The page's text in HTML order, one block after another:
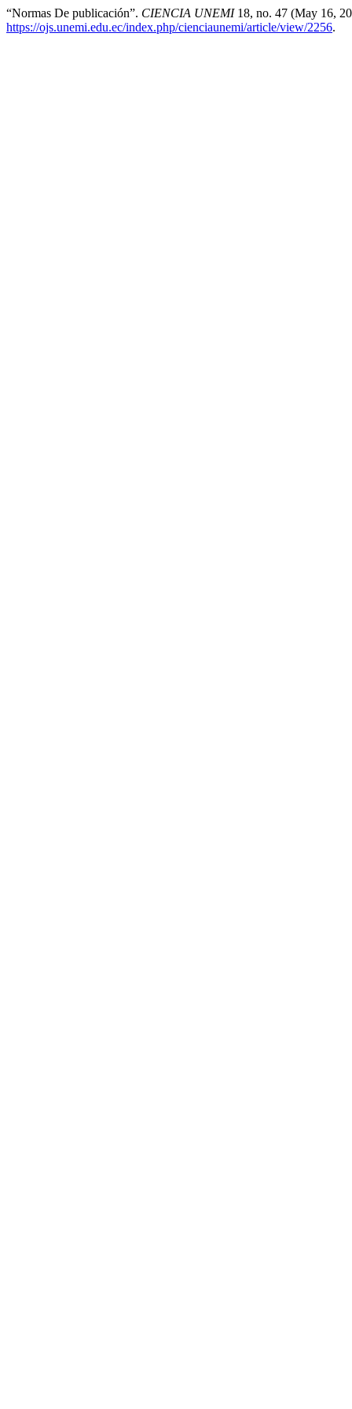
“Normas De publicación”. CIENCIA UNEMI18, no. 47 (May 16,
https://ojs.unemi.edu.ec/index.php/cienciaunemi/article/view/2256.